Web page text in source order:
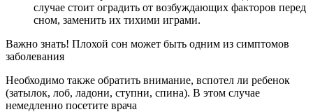
случае стоит оградить от возбуждающих факторов перед
сном, заменить их тихими играми.
Важно знать! Плохой сон может быть одним из симптомов
заболевания
Необходимо также обратить внимание, вспотел ли ребенок
(затылок, лоб, ладони, ступни, спина). В этом случае
немедленно посетите врача